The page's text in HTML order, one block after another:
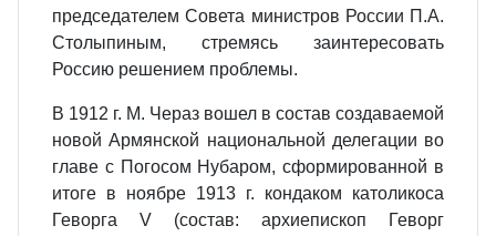
председателем Совета министров России П.А.
Столыпиным, стремясь заинтересовать
Россию решением проблемы.
В 1912 г. М. Чераз вошел в состав создаваемой
новой Армянской национальной делегации во
главе с Погосом Нубаром, сформированной в
итоге в ноябре 1913 г. кондаком католикоса
Геворга V (состав: архиепископ Геворг